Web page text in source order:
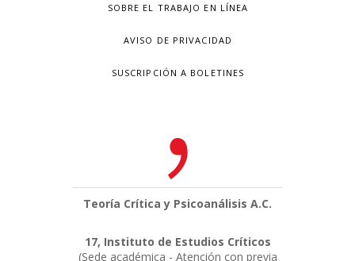
SOBRE EL TRABAJO EN LÍNEA
AVISO DE PRIVACIDAD
SUSCRIPCIÓN A BOLETINES
Teoría Crítica y Psicoanálisis A.C.
17, Instituto de Estudios Críticos
(Sede académica - Atención con previa